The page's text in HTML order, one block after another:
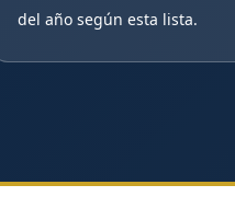
del año según esta lista.